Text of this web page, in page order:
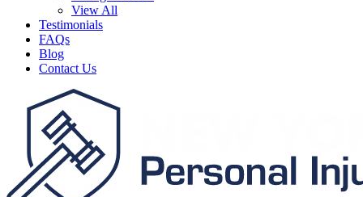
View All
Testimonials
FAQs
Blog
Contact Us